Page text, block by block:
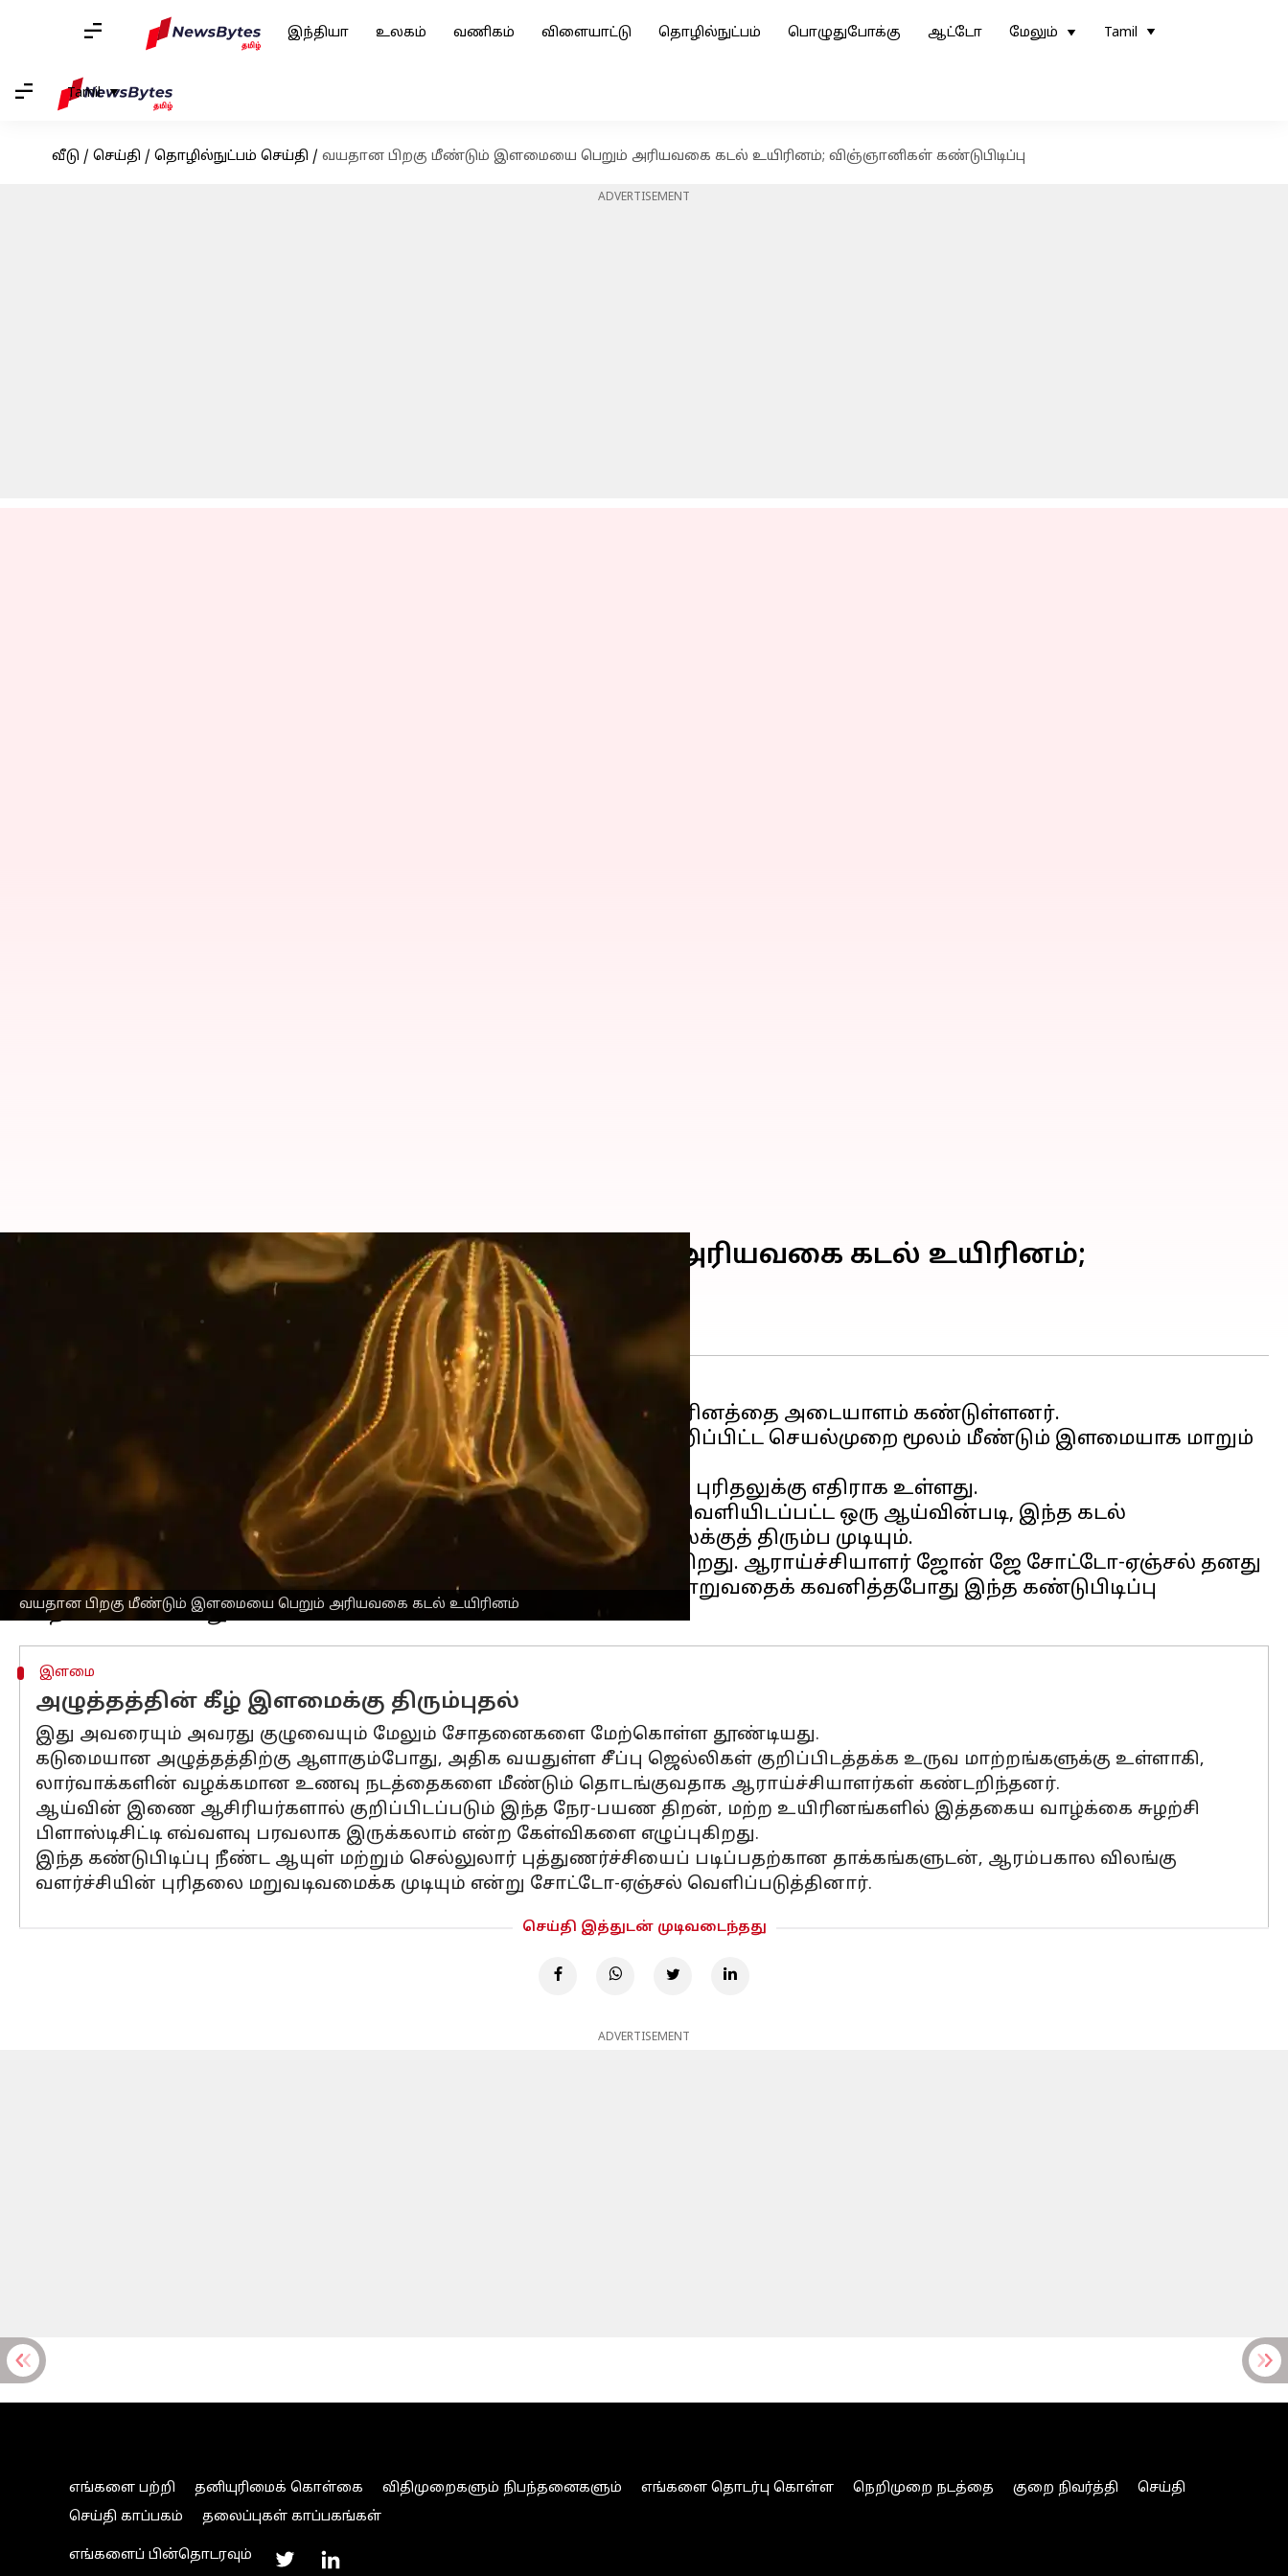
இந்தியா உலகம் வணிகம் விளையாட்டு தொழில்நுட்பம் பொழுதுபோக்கு ஆட்டோ மேலும் Tamil
Tamil
வீடு / செய்தி / தொழில்நுட்பம் செய்தி / வயதான பிறகு மீண்டும் இளமையை பெறும் அரியவகை கடல் உயிரினம்; விஞ்ஞானிகள் கண்டுபிடிப்பு
ADVERTISEMENT
வயதான பிறகு மீண்டும் இளமையை பெறும் அரியவகை கடல் உயிரினம்
வயதான பிறகு மீண்டும் இளமையை பெறும் அரியவகை கடல் உயிரினம்;
விஞ்ஞானிகள் கண்டுபிடிப்பு
விஞ்ஞானிகள் ஒரு புதிய வகை சீப்பு ஜெல்லி என்ற கடல்வாழ் உயிரினத்தை அடையாளம் கண்டுள்ளனர்.
இதன் சிறப்பம்சம் என்னவென்றால், அவை வயதான பிறகு, ஒரு குறிப்பிட்ட செயல்முறை மூலம் மீண்டும் இளமையாக மாறும்
திறமையைக் கொண்டிருப்பதுதான்.
இது விலங்குகளின் வாழ்க்கைச் சுழற்சிகளைப் பற்றிய வழக்கமான புரிதலுக்கு எதிராக உள்ளது.
அறிவியல்
அகாடமியின் செயல்முறைகள் என்ற ஜர்னலில் வெளியிடப்பட்ட ஒரு ஆய்வின்படி, இந்த கடல்
முதுகெலும்பில்லாத உயிரினம் தீவிர அழுத்தத்தின் கீழ் இளம் நிலைக்குத் திரும்ப முடியும்.
இது இயற்கையான முதுமை மற்றும் மரணத்தைத் திறம்பட தவிர்க்கிறது. ஆராய்ச்சியாளர் ஜோன் ஜே சோட்டோ-ஏஞ்சல் தனது
ஆய்வகத்தில் ஒரு வளர்ந்த சீப்பு ஜெல்லி ஒரு லார்வா நிலையாக மாறுவதைக் கவனித்தபோது இந்த கண்டுபிடிப்பு
இளமை
அழுத்தத்தின் கீழ் இளமைக்கு திரும்புதல்
இது அவரையும் அவரது குழுவையும் மேலும் சோதனைகளை மேற்கொள்ள தூண்டியது.
கடுமையான அழுத்தத்திற்கு ஆளாகும்போது, அதிக வயதுள்ள சீப்பு ஜெல்லிகள் குறிப்பிடத்தக்க உருவ மாற்றங்களுக்கு உள்ளாகி,
லார்வாக்களின் வழக்கமான உணவு நடத்தைகளை மீண்டும் தொடங்குவதாக ஆராய்ச்சியாளர்கள் கண்டறிந்தனர்.
ஆய்வின் இணை ஆசிரியர்களால் குறிப்பிடப்படும் இந்த நேர-பயண திறன், மற்ற உயிரினங்களில் இத்தகைய வாழ்க்கை சுழற்சி
பிளாஸ்டிசிட்டி எவ்வளவு பரவலாக இருக்கலாம் என்ற கேள்விகளை எழுப்புகிறது.
இந்த கண்டுபிடிப்பு நீண்ட ஆயுள் மற்றும் செல்லுலார் புத்துணர்ச்சியைப் படிப்பதற்கான தாக்கங்களுடன், ஆரம்பகால விலங்கு
வளர்ச்சியின் புரிதலை மறுவடிவமைக்க முடியும் என்று சோட்டோ-ஏஞ்சல் வெளிப்படுத்தினார்.
செய்தி இத்துடன் முடிவடைந்தது
ADVERTISEMENT
எங்களை பற்றி தனியுரிமைக் கொள்கை விதிமுறைகளும் நிபந்தனைகளும் எங்களை தொடர்பு கொள்ள நெறிமுறை நடத்தை குறை நிவர்த்தி
செய்தி
செய்தி காப்பகம்
தலைப்புகள் காப்பகங்கள்
எங்களைப் பின்தொடரவும்